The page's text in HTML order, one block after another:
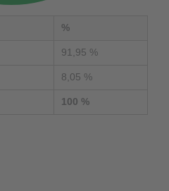
%
91,95 %
8,05 %
100 %